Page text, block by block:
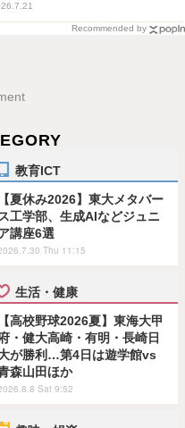
Recommended by
教育ICT
【夏休み2026】東大メタバー
工学部、生成AIなどジュニ
講座6選
Thu 11:15
生活・健康
【高校野球2026夏】東海大甲
・健大高崎・有明・長崎日
が勝利…第4日は遊学館vs
森山田ほか
Sat 9:52